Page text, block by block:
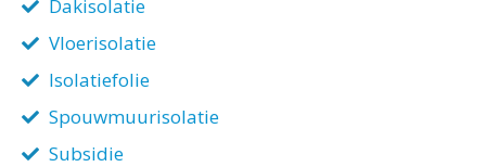
Dakisolatie
Vloerisolatie
Isolatiefolie
Spouwmuurisolatie
Subsidie